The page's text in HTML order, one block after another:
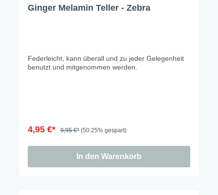
Ginger Melamin Teller - Zebra
Federleicht, kann überall und zu jeder Gelegenheit
benutzt und mitgenommen werden.
4,95 €* 9,95 €* (50.25% gespart)
In den Warenkorb